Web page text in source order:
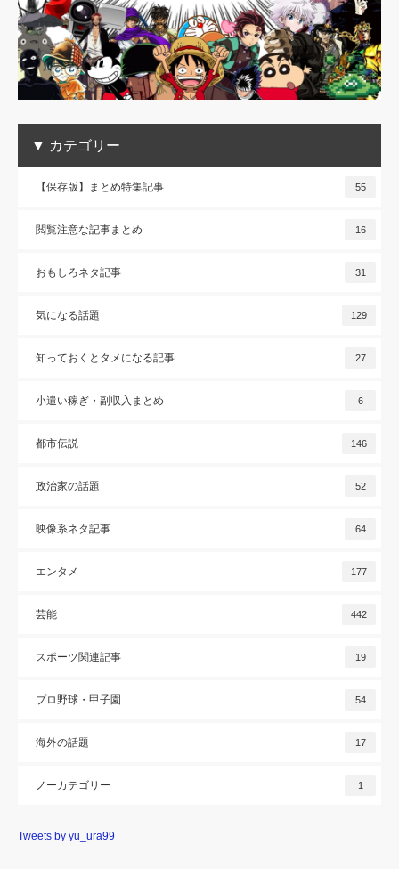
▼ カテゴリー
【保存版】まとめ特集記事 55
閲覧注意な記事まとめ 16
おもしろネタ記事 31
気になる話題 129
知っておくとタメになる記事 27
小遣い稼ぎ・副収入まとめ 6
都市伝説 146
政治家の話題 52
映像系ネタ記事 64
エンタメ 177
芸能 442
スポーツ関連記事 19
プロ野球・甲子園 54
海外の話題 17
ノーカテゴリー 1
Tweets by yu_ura99